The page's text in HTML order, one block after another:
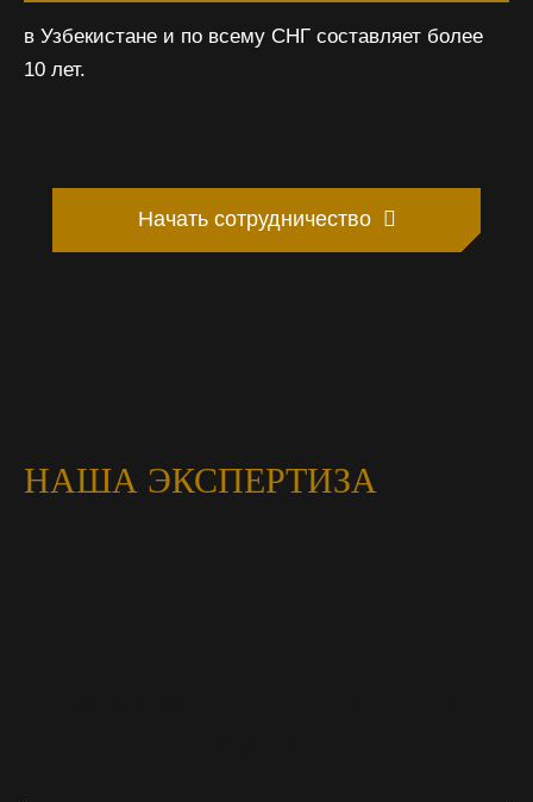
в Узбекистане и по всему СНГ составляет более
10 лет.
Начать сотрудничество
НАША ЭКСПЕРТИЗА